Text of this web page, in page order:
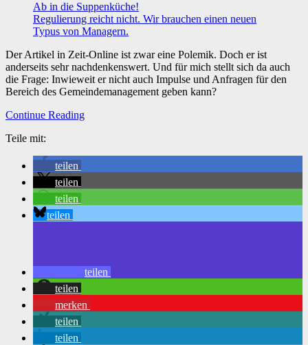
Ab in die Suppenküche!
Regulierung reicht nicht. Wir brauchen einen neuen
Typus von Managern.
Der Artikel in Zeit-Online ist zwar eine Polemik. Doch er ist
anderseits sehr nachdenkenswert. Und für mich stellt sich da auch
die Frage: Inwieweit er nicht auch Impulse und Anfragen für den
Bereich des Gemeindemanagement geben kann?
Continue Reading
Teile mit:
teilen
teilen
teilen
teilen
teilen
teilen
merken
teilen
teilen